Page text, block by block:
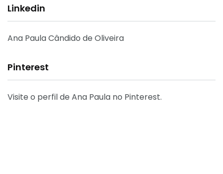
Linkedin
Ana Paula Cândido de Oliveira
Pinterest
Visite o perfil de Ana Paula no Pinterest.